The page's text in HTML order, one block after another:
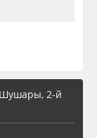
Шушары, 2-й